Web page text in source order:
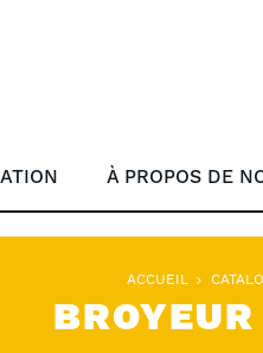
À PROPOS DE
ACCUEIL